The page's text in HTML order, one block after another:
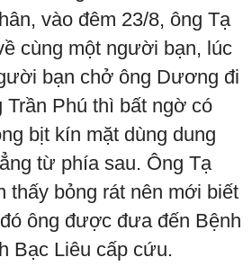
vào đêm 23/8, ông Tạ
cùng một người bạn, lúc
bạn chở ông Dương đi
Phú thì bất ngờ có
bịt kín mặt dùng dung
từ phía sau. Ông Tạ
thấy bỏng rát nên mới biết
ông được đưa đến Bệnh
Bạc Liêu cấp cứu.